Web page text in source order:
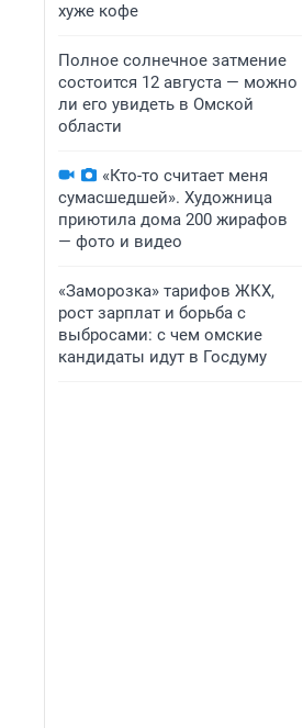
хуже кофе
Полное солнечное затмение
состоится 12 августа — можно
ли его увидеть в Омской
области
«Кто-то считает меня
сумасшедшей». Художница
приютила дома 200 жирафов
— фото и видео
«Заморозка» тарифов ЖКХ,
рост зарплат и борьба с
выбросами: с чем омские
кандидаты идут в Госдуму